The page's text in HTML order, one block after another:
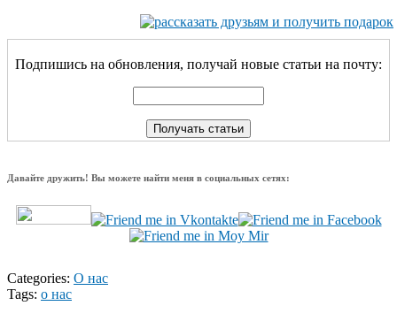
Подпишись на обновления, получай новые статьи на почту:
Давайте дружить! Вы можете найти меня в социальных сетях:
Categories: О нас
Tags: о нас